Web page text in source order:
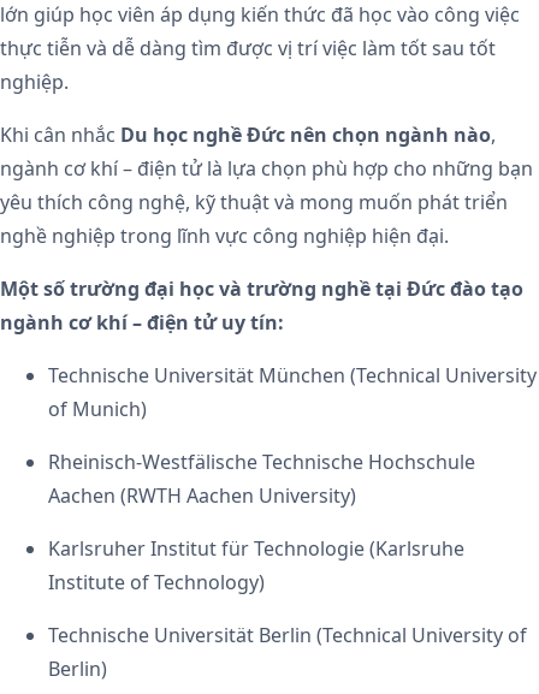
lớn giúp học viên áp dụng kiến thức đã học vào công việc
thực tiễn và dễ dàng tìm được vị trí việc làm tốt sau tốt
nghiệp.
Khi cân nhắc Du học nghề Đức nên chọn ngành nào,
ngành cơ khí – điện tử là lựa chọn phù hợp cho những bạn
yêu thích công nghệ, kỹ thuật và mong muốn phát triển
nghề nghiệp trong lĩnh vực công nghiệp hiện đại.
Một số trường đại học và trường nghề tại Đức đào tạo
ngành cơ khí – điện tử uy tín:
Technische Universität München (Technical University
of Munich)
Rheinisch-Westfälische Technische Hochschule
Aachen (RWTH Aachen University)
Karlsruher Institut für Technologie (Karlsruhe
Institute of Technology)
Technische Universität Berlin (Technical University of
Berlin)